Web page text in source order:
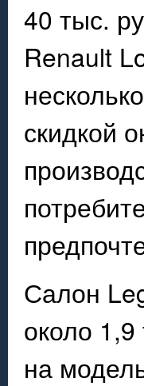
40 тыс.
Renault
скидкой
Салон
около
на